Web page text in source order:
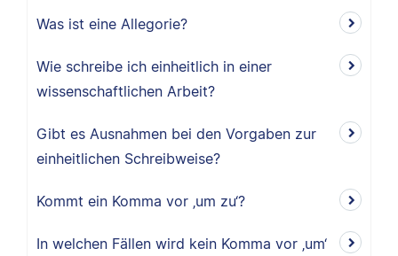
Was ist eine Allegorie?
Wie schreibe ich einheitlich in einer
wissenschaftlichen Arbeit?
Gibt es Ausnahmen bei den Vorgaben zur
einheitlichen Schreibweise?
Kommt ein Komma vor ‚um zu‘?
In welchen Fällen wird kein Komma vor ‚um‘